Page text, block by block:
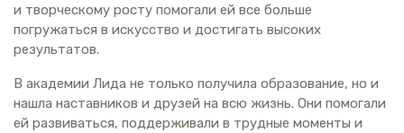
и творческому росту помогали ей все больше
погружаться в искусство и достигать высоких
результатов.
В академии Лида не только получила образование, но и
нашла наставников и друзей на всю жизнь. Они помогали
ей развиваться, поддерживали в трудные моменты и